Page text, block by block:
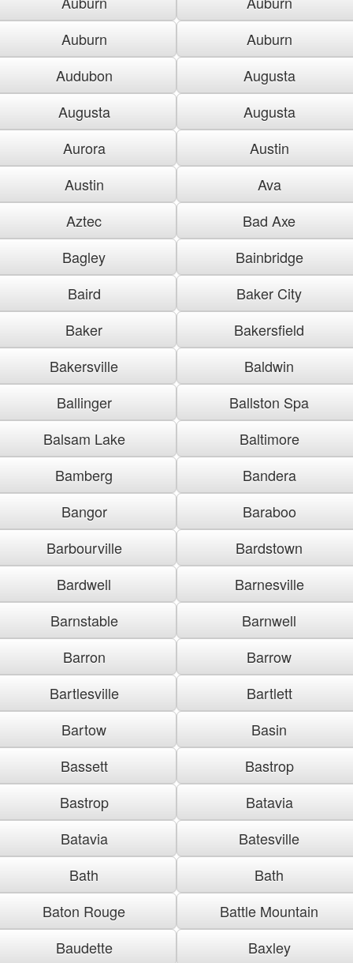
Auburn
Auburn
Audubon
Augusta
Augusta
Augusta
Aurora
Austin
Austin
Ava
Aztec
Bad Axe
Bagley
Bainbridge
Baird
Baker City
Baker
Bakersfield
Bakersville
Baldwin
Ballinger
Ballston Spa
Balsam Lake
Baltimore
Bamberg
Bandera
Bangor
Baraboo
Barbourville
Bardstown
Bardwell
Barnesville
Barnstable
Barnwell
Barron
Barrow
Bartlesville
Bartlett
Bartow
Basin
Bassett
Bastrop
Bastrop
Batavia
Batavia
Batesville
Bath
Bath
Baton Rouge
Battle Mountain
Baudette
Baxley